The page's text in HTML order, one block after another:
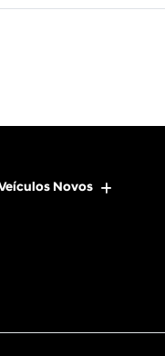
Novos